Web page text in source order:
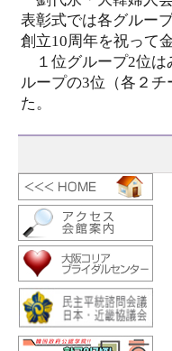
表彰式では各グルー
創立10周年を祝って
１位グループ2位は
ループの3位（各２
た。